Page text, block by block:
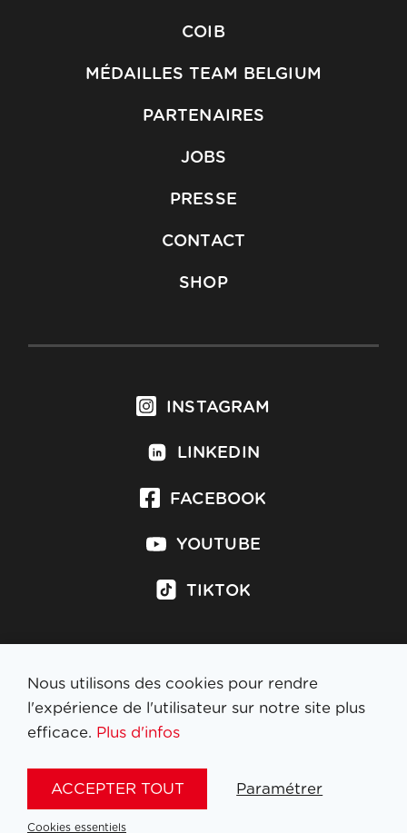
COIB
MÉDAILLES TEAM BELGIUM
PARTENAIRES
JOBS
PRESSE
CONTACT
SHOP
INSTAGRAM
LINKEDIN
FACEBOOK
YOUTUBE
TIKTOK
S'inscrire à la newsletter
Nous utilisons des cookies pour rendre
l'expérience de l'utilisateur sur notre site plus
efficace. Plus d'infos
ACCEPTER TOUT Paramétrer
Cookies essentiels